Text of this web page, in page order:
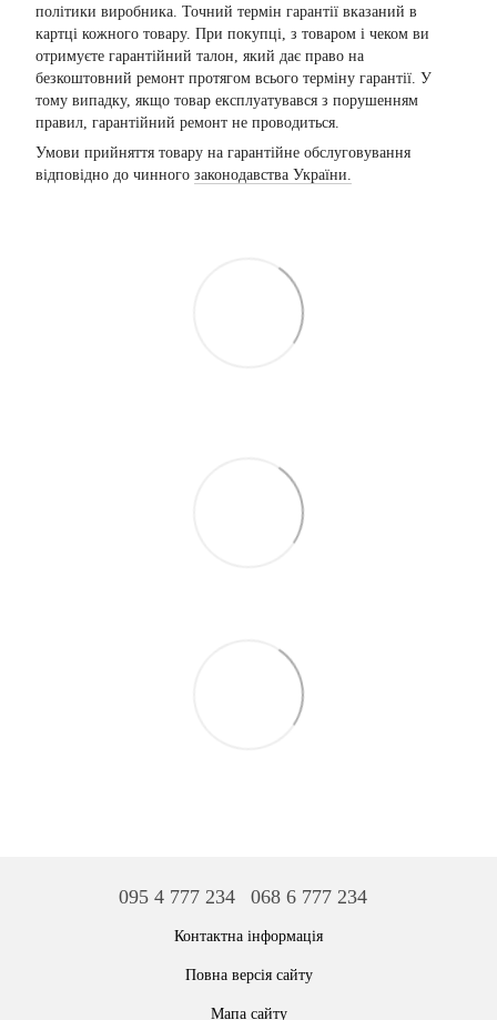
політики виробника. Точний термін гарантії вказаний в
картці кожного товару. При покупці, з товаром і чеком ви
отримуєте гарантійний талон, який дає право на
безкоштовний ремонт протягом всього терміну гарантії. У
тому випадку, якщо товар експлуатувався з порушенням
правил, гарантійний ремонт не проводиться.
Умови прийняття товару на гарантійне обслуговування
відповідно до чинного законодавства України.
095 4 777 234 068 6 777 234
Контактна інформація
Повна версія сайту
Мапа сайту